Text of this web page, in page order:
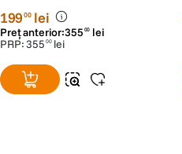
19900 lei
Preț anterior:355 00 lei
PRP:355 00 lei